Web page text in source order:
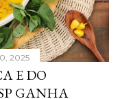
2025
E DO
GANHA